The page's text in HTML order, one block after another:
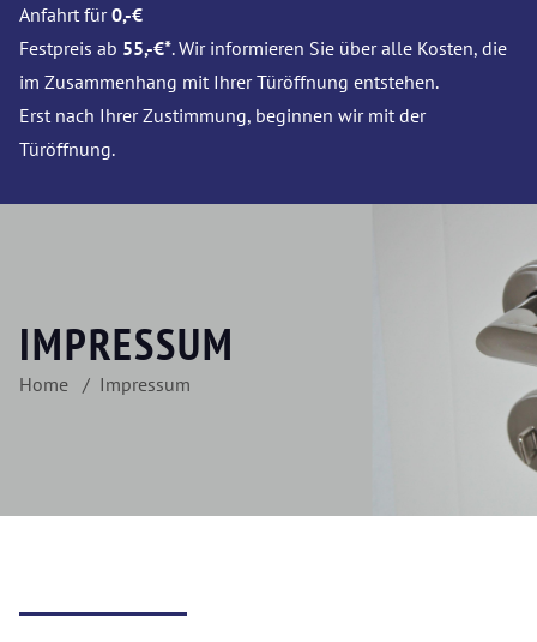
Anfahrt für0,-€
Festpreis ab 55,-€*. Wir informieren Sie über alle Kosten, die
im Zusammenhang mit Ihrer Türöffnung entstehen.
Erst nach Ihrer Zustimmung, beginnen wir mit der
Türöffnung.
IMPRESSUM
Home Impressum